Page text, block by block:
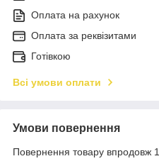
Оплата на рахунок
Оплата за реквізитами
Готівкою
Всі умови оплати
Умови повернення
Повернення товару впродовж